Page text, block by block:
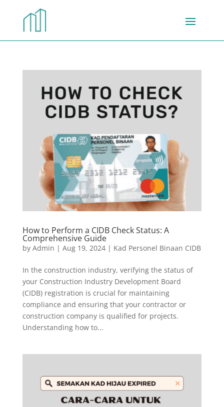
How to Perform a CIDB Check Status: A
Comprehensive Guide
by Admin | Aug 19, 2024| Kad Personel Binaan CIDB
In the construction industry, verifying the status of
your Construction Industry Development Board
(CIDB) registration is crucial for maintaining
compliance and ensuring that your contractor or
construction company is qualified for projects.
Understanding how to...